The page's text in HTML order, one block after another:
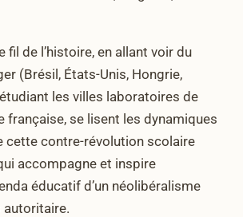
fil de l’histoire, en allant voir du
(Brésil, États-Unis, Hongrie,
les villes laboratoires de
française, se lisent les dynamiques
cette contre-révolution scolaire
accompagne et inspire
éducatif d’un néolibéralisme
autoritaire.